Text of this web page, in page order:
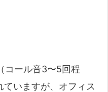
コール音3〜5回程
いますが、オフィス